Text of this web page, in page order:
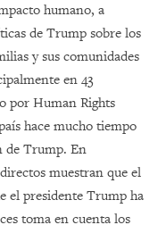
humano, a
de Trump sobre los
y sus comunidades
en 43
por Human Rights
hace mucho tiempo
de Trump. En
muestran que el
el presidente Trump ha
toma en cuenta los